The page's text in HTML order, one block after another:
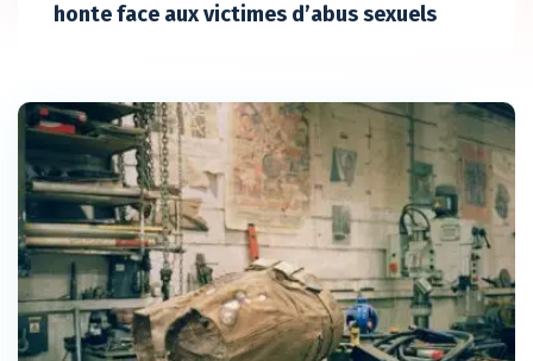
honte face aux victimes d’abus sexuels